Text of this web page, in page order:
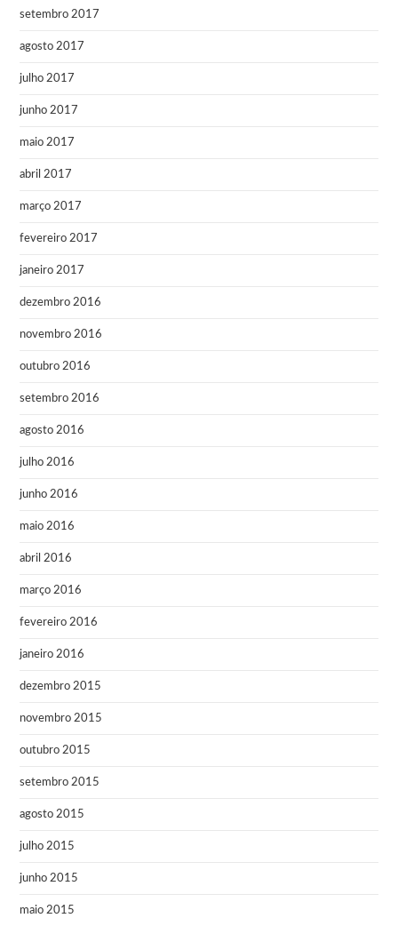
setembro 2017
agosto 2017
julho 2017
junho 2017
maio 2017
abril 2017
março 2017
fevereiro 2017
janeiro 2017
dezembro 2016
novembro 2016
outubro 2016
setembro 2016
agosto 2016
julho 2016
junho 2016
maio 2016
abril 2016
março 2016
fevereiro 2016
janeiro 2016
dezembro 2015
novembro 2015
outubro 2015
setembro 2015
agosto 2015
julho 2015
junho 2015
maio 2015